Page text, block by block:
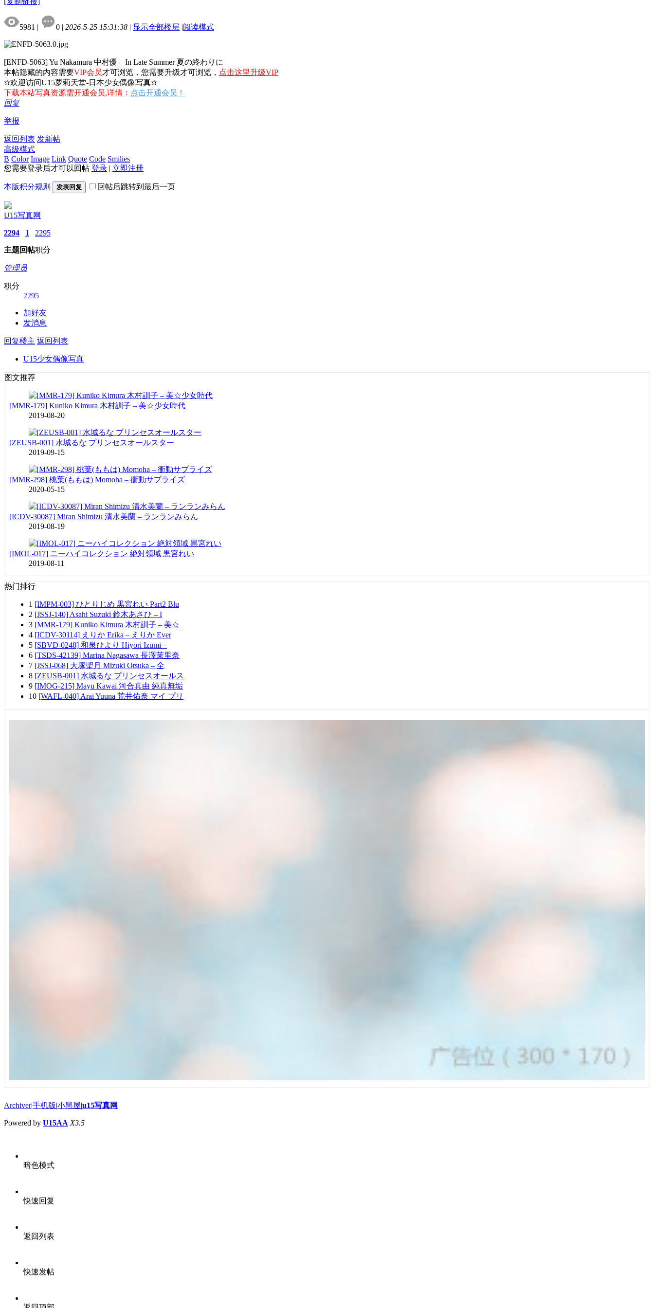
5981 | 0 | 2026-5-25 15:31:38 | 显示全部楼层 |阅读模式
[ENFD-5063] Yu Nakamura 中村優 – In Late Summer 夏の終わりに
本帖隐藏的内容需要VIP会员才可浏览，您需要升级才可浏览， 点击这里升级VIP
✫欢迎访问U15萝莉天堂-日本少女偶像写真✫
下载本站写真资源需开通会员,详情： 点击开通会员！
回复
举报
返回列表 发新帖
高级模式
B Color Image Link Quote Code Smilies
您需要登录后才可以回帖 登录 | 立即注册
本版积分规则 发表回复 回帖后跳转到最后一页
U15写真网
2294
主题
1
回帖
2295
积分
管理员
积分
2295
加好友
发消息
回复楼主 返回列表
U15少女偶像写真
图文推荐
[MMR-179] Kuniko Kimura 木村訓子 – 美☆少女時代
2019-08-20
[ZEUSB-001] 水城るな プリンセスオールスター
2019-09-15
[MMR-298] 桃葉(ももは) Momoha – 衝動サプライズ
2020-05-15
[ICDV-30087] Miran Shimizu 清水美蘭 – ランランみらん
2019-08-19
[IMOL-017] ニーハイコレクション 絶対領域 黒宮れい
2019-08-11
热门排行
1 [IMPM-003] ひとりじめ 黒宮れい Part2 Blu
2 [JSSJ-140] Asahi Suzuki 鈴木あさひ – I
3 [MMR-179] Kuniko Kimura 木村訓子 – 美☆
4 [ICDV-30114] えりか Erika – えりか Ever
5 [SBVD-0248] 和泉ひより Hiyori Izumi –
6 [TSDS-42139] Marina Nagasawa 長澤茉里奈
7 [JSSJ-068] 大塚聖月 Mizuki Otsuka – 全
8 [ZEUSB-001] 水城るな プリンセスオールス
9 [IMOG-215] Mayu Kawai 河合真由 純真無垢
10 [WAFL-040] Arai Yuuna 荒井佑奈 マイ プリ
Archiver|手机版|小黑屋|u15写真网
Powered by U15AA X3.5
暗色模式
快速回复
返回列表
快速发帖